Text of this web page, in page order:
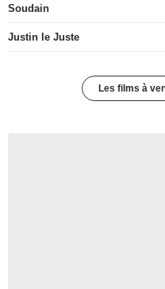
Soudain
Justin le Juste
Les films à